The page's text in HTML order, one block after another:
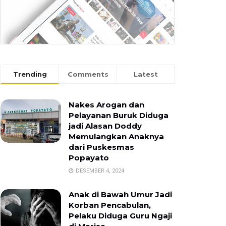
Trending Comments Latest
Nakes Arogan dan
Pelayanan Buruk Diduga
jadi Alasan Doddy
Memulangkan Anaknya
dari Puskesmas
Popayato
DESEMBER 4, 2024
Anak di Bawah Umur Jadi
Korban Pencabulan,
Pelaku Diduga Guru Ngaji